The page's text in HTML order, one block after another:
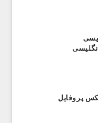
پروفایل